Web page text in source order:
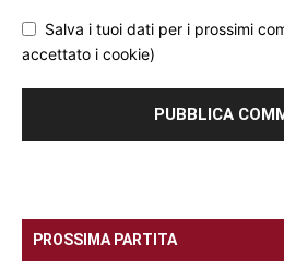
Salva i tuoi dati per i prossimi
accettato i cookie)
PROSSIMA PARTITA